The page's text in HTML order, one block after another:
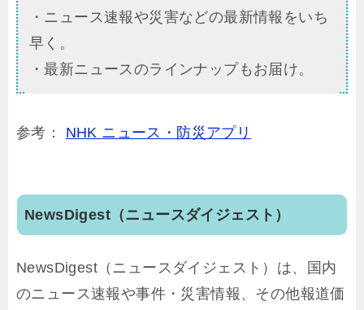
・ニュース速報や災害などの最新情報をいち
早く。
・最新ニュースのラインナップもお届け。
参考： NHK ニュース・防災アプリ
NewsDigest（ニュースダイジェスト）
NewsDigest（ニュースダイジェスト）は、国内
のニュース速報や事件・災害情報、その他報道価